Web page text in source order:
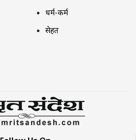
धर्म-कर्म
सेहत